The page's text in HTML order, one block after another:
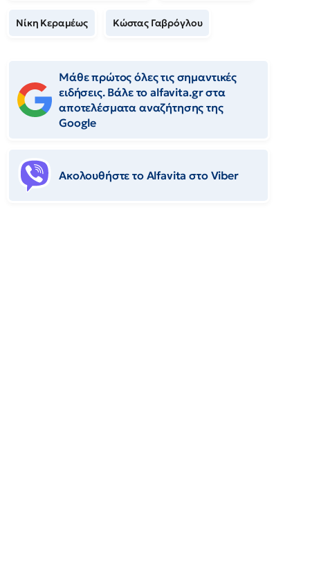
Νίκη Κεραμέως Κώστας Γαβρόγλου
Μάθε πρώτος όλες τις σημαντικές
ειδήσεις. Βάλε το alfavita.gr στα
αποτελέσματα αναζήτησης της
Google
Ακολουθήστε το Αlfavita στο Viber